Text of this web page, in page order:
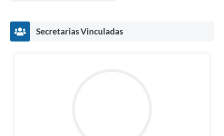
Secretarias Vinculadas